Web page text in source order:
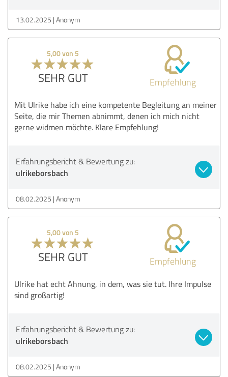
13.02.2025 Anonym
5,00 von 5
SEHR GUT Empfehlung
Mit Ulrike habe ich eine kompetente Begleitung an meiner
Seite, die mir Themen abnimmt, denen ich mich nicht
gerne widmen möchte. Klare Empfehlung!
Erfahrungsbericht & Bewertung zu:
ulrikeborsbach
08.02.2025 Anonym
5,00 von 5
SEHR GUT Empfehlung
Ulrike hat echt Ahnung, in dem, was sie tut. Ihre Impulse
sind großartig!
Erfahrungsbericht & Bewertung zu:
ulrikeborsbach
08.02.2025 Anonym